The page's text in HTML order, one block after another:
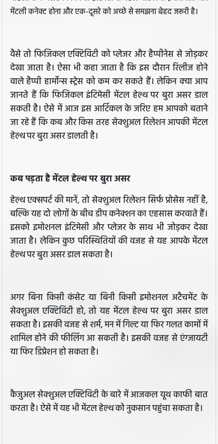
मेंटली कनेक्ट होना और एक-दूसरे को अच्छे से समझना बेहद जरूरी है।
वैसे तो फिजिकल एक्टिविटी को प्लेजर और हैप्पीनेस से जोड़कर
देखा जाता है। ऐसा भी कहा जाता है कि इस दौरान रिलीज होने
वाले हैप्पी हार्मोन्स स्ट्रेस को कम कर सकते हैं। लेकिन क्या आप
जानते हैं कि फिजिकल इंटिमेसी मेंटल हेल्थ पर बुरा असर डाल
सकती है। ऐसे में आज इस आर्टिकल के जरिए हम आपको बताने
जा रहे हैं कि कब और किस तरह सेक्शुअल रिलेशन आपकी मेंटल
हेल्थ पर बुरा असर डालती है।
कब पड़ता है मेंटल हेल्थ पर बुरा असर
हेल्थ एक्सपर्ट की मानें, तो सेक्शुअल रिलेशन सिर्फ प्रोसेस नहीं है,
बल्कि यह दो लोगों के बीच डीप कनेक्शन का एहसास करवाते हैं।
इसको इमोशनल इंटिमेसी और प्लेजर के साथ भी जोड़कर देखा
जाता है। लेकिन कुछ परिस्थितियों की वजह से यह आपके मेंटल
हेल्थ पर बुरा असर डाल सकता है।
अगर बिना किसी कंसेट या बिनी किसी इमोशनल अटैचमेंट के
सेक्शुअल एक्टिविटी हो, तो यह मेंटल हेल्थ पर बुरा असर डाल
सकता है। इसकी वजह से शर्म, मन में गिल्ट या फिर गलत कामों में
शामिल होने की फीलिंग आ सकती है। इसकी वजह से एंग्जायटी
या फिर डिप्रेशन हो सकता है।
कैजुअल सेक्शुअल एक्टिविटी के बारे में आजकल यूथ काफी बात
करता है। ऐसे में यह भी मेंटल हेल्थ को नुकसान पहुंचा सकता है।